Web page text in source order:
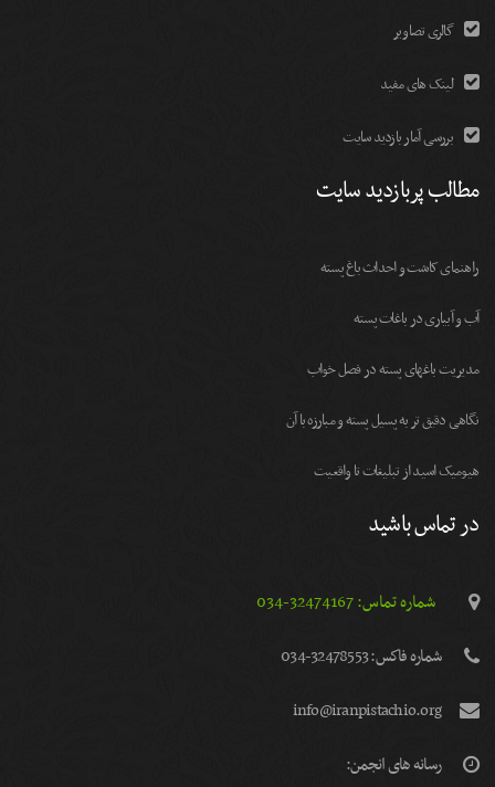
گالری تصاویر
لینک های مفید
بررسی آمار بازدید سایت
مطالب پربازدید سایت
راهنمای کاشت و احداث باغ پسته
آب و آبیاری در باغات پسته
مديريت باغهای پسته در فصل خواب
نگاهی دقیق تر به پسیل پسته و مبارزه با آن
هیومیک اسید از تبلیغات تا واقعیت
در تماس باشید
شماره تماس: 32474167-034
شماره فاكس: 32478553-034
info@iranpistachio.org
رسانه های انجمن: